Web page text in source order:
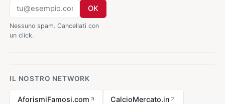
OK
Nessuno spam. Cancellati con
un click.
IL NOSTRO NETWORK
AforismiFamosi.com CalcioMercato.in